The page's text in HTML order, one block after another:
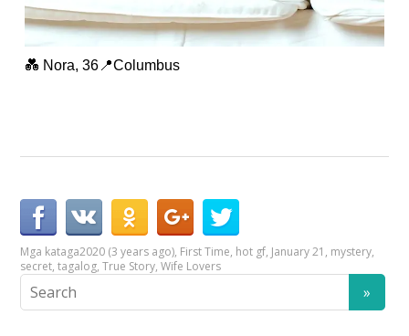
💑 Nora, 36📍Columbus
Mga kataga2020 (3 years ago), First Time, hot gf, January 21 , mystery,
secret,tagalog,True Story,Wife Lovers